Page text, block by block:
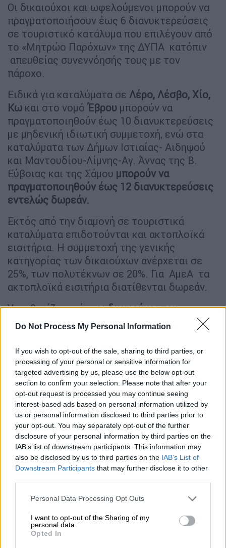
Do Not Process My Personal Information
If you wish to opt-out of the sale, sharing to third parties, or
processing of your personal or sensitive information for
targeted advertising by us, please use the below opt-out
section to confirm your selection. Please note that after your
opt-out request is processed you may continue seeing
interest-based ads based on personal information utilized by
us or personal information disclosed to third parties prior to
your opt-out. You may separately opt-out of the further
disclosure of your personal information by third parties on the
IAB’s list of downstream participants. This information may
also be disclosed by us to third parties on the IAB’s List of
Downstream Participants that may further disclose it to other
Please note that this website/app uses one or more Google
not limited to your visit or usage behaviour. You may click to
grant or deny consent to Google and its third-party tags to
use your data for below specified purposes in below Google
Personal Data Processing Opt Outs
I want to opt-out of the Sharing of my
personal data.
Opted In
Οι δικαιούχοι και ωφελούμενοι μπορούν να
πραγματοποιήσουν έως 6 διανυκτερεύσεις
σε τουριστικό κατάλυμα που επιλέγουν από
το «Μητρώο Παρόχων» της ΔΥΠΑ κατόπιν
απευθείας συνεννόησής τους με τον
πάροχο.
Ειδικά για καταλύματα σε Λέρο, Λέσβο, Χίο,
Κω και στο νομό Έβρου μπορούν να
πραγματοποιηθούν έως 10 διανυκτερεύσεις
με μηδενική ιδιωτική συμμετοχή, ενώ στα
καταλύματα των Δήμων Ιστιαίας- Αιδηψού
και Μαντουδίου-Λίμνης-Αγ. Άννας της Β.
Εύβοιας και της Σάμου μπορούν να
πραγματοποιηθούν έως 12 διανυκτερεύσεις
εντελώς δωρεάν.
Εκτός από την διαμονή σε τουριστικά
καταλύματα επιδοτούνται και ακτοπλοϊκά
εισιτήρια. Η συμμετοχή της γενικής
κατηγορίας των δικαιούχων ανέρχεται σε
25%, των πολυτέκνων σε 20%. Για ΑμεΑ τα
ακτοπλοϊκά εισιτήρια διατίθενται δωρεάν.
Υπενθυμίζεται ότιοι δικαιούχοι του
περσινού προγράμματος
που δεν έχουν
ενεργοποιήσει ακόμα τις επιταγές μπορούν
να κάνουν διακοπές μέχρι τις 31 Ιουλίου
2022.
Τέλος, προβλέπεται ότι όσοι δικαιούχοι
λάβουν επιταγή και δεν την ενεργοποιήσουν,
δεν θα έχουν δικαίωμα συμμετοχής στα
επόμενα δυο προγράμματα, ώστε να μην
στερούν από άλλους δικαιούχους τη
συμμετοχή στο πρόγραμμα.
Ο Υπουργός Εργασίας και Κοινωνικών
ΥποθέσεωνΚωστής Χατζηδάκηςδήλωσε:
«300.000 εργαζόμενοι και άνεργοι μπορούν
Κοινωνικού Τουρισμού της ΔΥΠΑ για την
περίοδο 2022-2023. Παράλληλα, όσοι έχουν